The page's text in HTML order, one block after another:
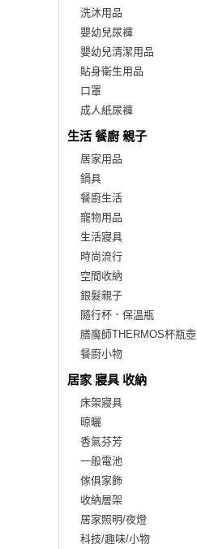
洗沐用品
嬰幼兒尿褲
嬰幼兒清潔用品
貼身衛生用品
口罩
成人紙尿褲
生活 餐廚 親子
居家用品
鍋具
餐廚生活
寵物用品
生活寢具
時尚流行
空間收納
銀髮親子
隨行杯．保溫瓶
膳魔師THERMOS杯瓶壺
餐廚小物
居家 寢具 收納
床架寢具
晾曬
香氣芬芳
一般電池
傢俱家飾
收納層架
居家照明/夜燈
科技/趣味/小物